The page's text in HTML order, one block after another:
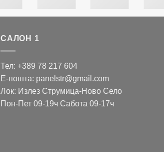
САЛОН 1
Тел: +389 78 217 604
Е-пошта: panelstr@gmail.com
Лок: Излез Струмица-Ново Село
Пон-Пет 09-19ч Сабота 09-17ч